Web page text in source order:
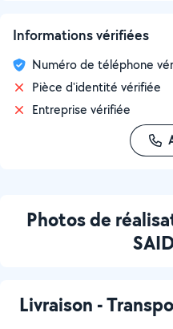
Informations vérifiées
Numéro de téléphone
Pièce d'identité vérifiée
Entreprise vérifiée
Photos de
Livraison -